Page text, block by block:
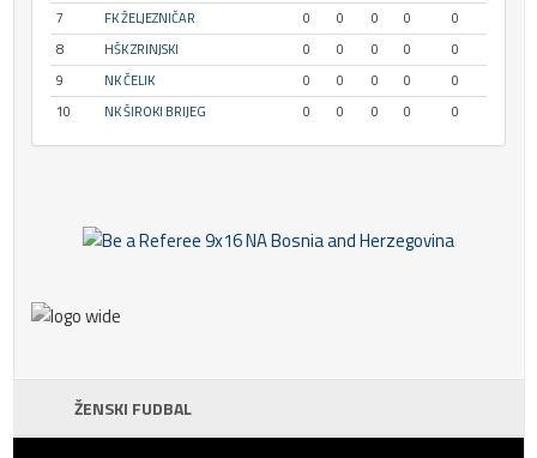
7
FK ŽELJEZNIČAR 0 0 0 0
0
8
HŠK ZRINJSKI 0 0 0 0
0
9
NK ČELIK 0 0 0 0
0
10
NK ŠIROKI BRIJEG 0 0 0 0 0
ŽENSKI FUDBAL